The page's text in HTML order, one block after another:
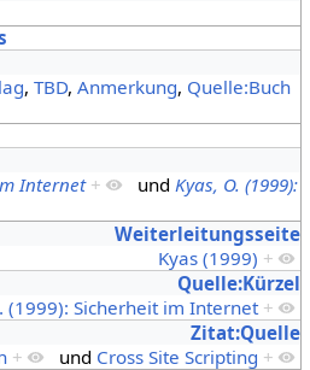
, TBD, Anmerkung, Quelle:Buch
Internet + und Kyas, O. (1999):
Weiterleitungsseite
Kyas (1999) +
Quelle:Kürzel
(1999): Sicherheit im Internet +
Zitat:Quelle
+ und Cross Site Scripting +